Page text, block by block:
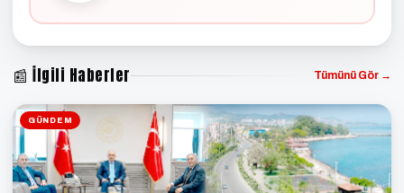
📰 İlgili Haberler Tümünü Gör →
GÜNDEM